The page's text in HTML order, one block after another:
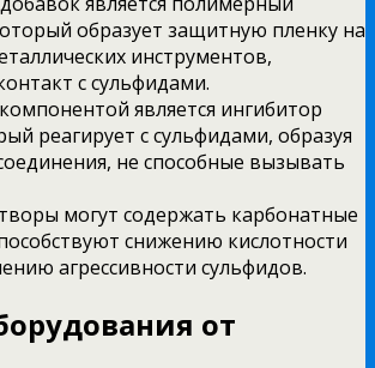
образует защитную пленку на
инструментов,
с сульфидами.
является ингибитор
реагирует с сульфидами, образуя
не способные вызывать
могут содержать карбонатные
снижению кислотности
агрессивности сульфидов.
от